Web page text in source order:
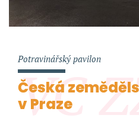
VC
Potravinářský pavilon
Česká
v Praze